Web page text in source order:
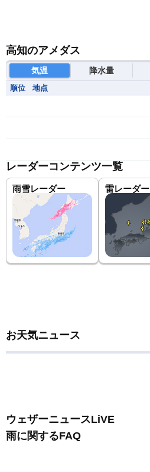
高知のアメダス
気温 降水量
順位 地点
レーダーコンテンツ一覧
雨雪レーダー 雷レーダー
お天気ニュース
ウェザーニュースLiVE
雨に関するFAQ